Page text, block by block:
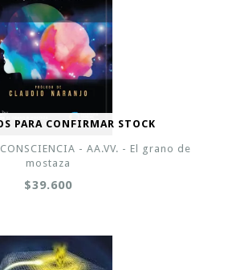
PARA CONFIRMAR STOCK
CONSCIENCIA - AA.VV. - El grano de
mostaza
$39.600